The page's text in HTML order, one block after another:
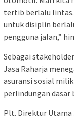
tertib berlalu lintas.
untuk disiplin
pengguna jalan,”
Sebagai
Jasa Raharja
asuransi sosial
perlindungan dasar
Plt. Direktur Utama